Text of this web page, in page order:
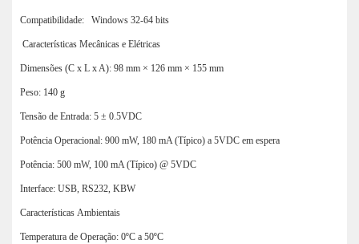
Compatibilidade: Windows 32-64 bits
Características Mecânicas e Elétricas
Dimensões (C x L x A): 98 mm × 126 mm × 155 mm
Peso: 140 g
Tensão de Entrada: 5 ± 0.5VDC
Potência Operacional: 900 mW, 180 mA (Típico) a 5VDC em espera
Potência: 500 mW, 100 mA (Típico) @ 5VDC
Interface: USB, RS232, KBW
Características Ambientais
Temperatura de Operação: 0ºC a 50ºC